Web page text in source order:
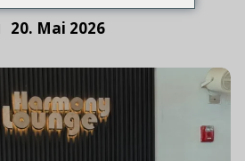
20. Mai 2026